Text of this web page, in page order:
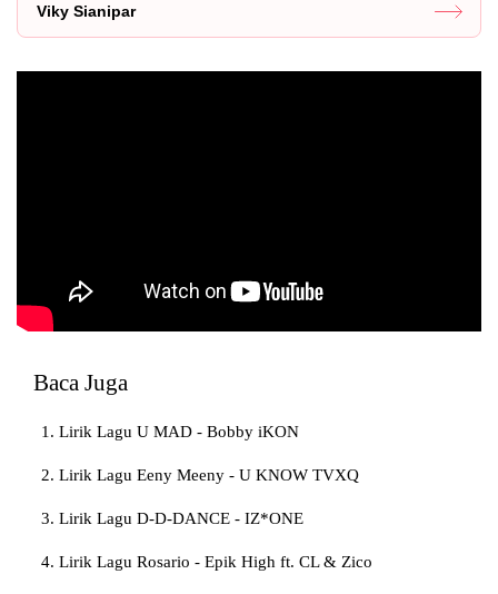
Viky Sianipar
Baca Juga
Lirik Lagu U MAD - Bobby iKON
Lirik Lagu Eeny Meeny - U KNOW TVXQ
Lirik Lagu D-D-DANCE - IZ*ONE
Lirik Lagu Rosario - Epik High ft. CL & Zico